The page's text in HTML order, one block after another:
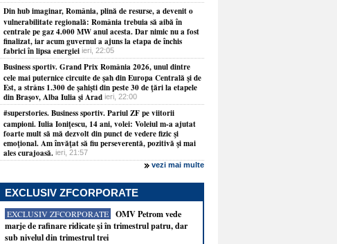
Din hub imaginar, România, plină de resurse, a devenit o
vulnerabilitate regională: România trebuia să aibă în
centrale pe gaz 4.000 MW anul acesta. Dar nimic nu a fost
finalizat, iar acum guvernul a ajuns la etapa de închis
fabrici în lipsa energiei ieri, 22:05
Business sportiv. Grand Prix România 2026, unul dintre
cele mai puternice circuite de şah din Europa Centrală şi de
Est, a strâns 1.300 de şahişti din peste 30 de ţări la etapele
din Braşov, Alba Iulia şi Arad ieri, 22:00
#superstories. Business sportiv. Pariul ZF pe viitorii
campioni. Iulia Ioniţescu, 14 ani, volei: Voleiul m-a ajutat
foarte mult să mă dezvolt din punct de vedere fizic şi
emoţional. Am învăţat să fiu perseverentă, pozitivă şi mai
ales curajoasă. ieri, 21:57
vezi mai multe
EXCLUSIV ZFCORPORATE
EXCLUSIV ZFCORPORATE
OMV Petrom vede
marje de rafinare ridicate şi în trimestrul patru, dar
sub nivelul din trimestrul trei